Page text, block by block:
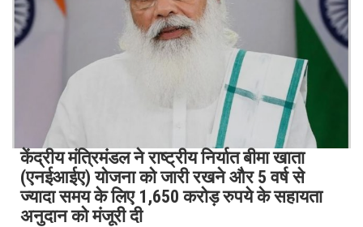
केंद्रीय मंत्रिमंडल ने राष्ट्रीय निर्यात बीमा खाता
(एनईआईए) योजना को जारी रखने और 5 वर्ष से
ज्यादा समय के लिए 1,650 करोड़ रुपये के सहायता
अनुदान को मंजूरी दी